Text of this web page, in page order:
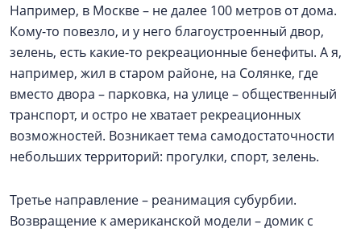
Например, в Москве – не далее 100 метров от дома.
Кому-то повезло, и у него благоустроенный двор,
зелень, есть какие-то рекреационные бенефиты. А я,
например, жил в старом районе, на Солянке, где
вместо двора – парковка, на улице – общественный
транспорт, и остро не хватает рекреационных
возможностей. Возникает тема самодостаточности
небольших территорий: прогулки, спорт, зелень.
Третье направление – реанимация субурбии.
Возвращение к американской модели – домик с